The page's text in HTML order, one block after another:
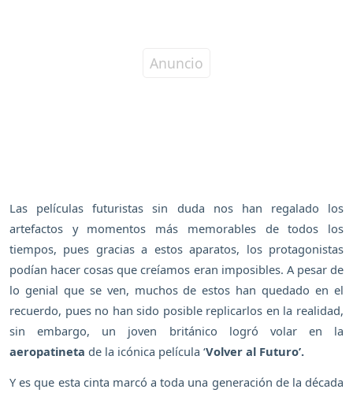
Las películas futuristas sin duda nos han regalado los
artefactos y momentos más memorables de todos los
tiempos, pues gracias a estos aparatos, los protagonistas
podían hacer cosas que creíamos eran imposibles. A pesar de
lo genial que se ven, muchos de estos han quedado en el
recuerdo, pues no han sido posible replicarlos en la realidad,
sin embargo, un joven británico logró volar en la
aeropatineta de la icónica película ‘Volver al Futuro’.
Y es que esta cinta marcó a toda una generación de la década